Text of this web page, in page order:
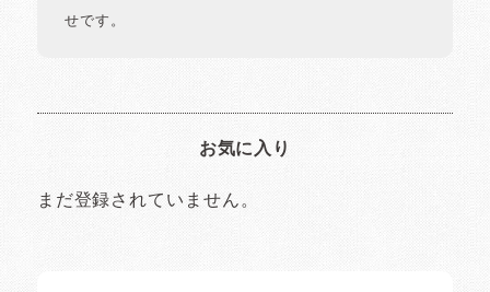
せです。
お気に入り
まだ登録されていません。